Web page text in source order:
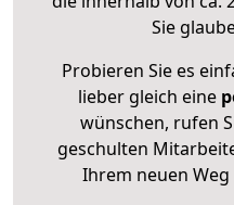
Sie
Probieren Sie es
lieber gleich eine
wünschen, rufen
geschulten
Ihrem neuen